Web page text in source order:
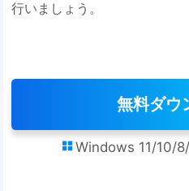
行いましょう。
無料ダウ
 Windows 11/10/